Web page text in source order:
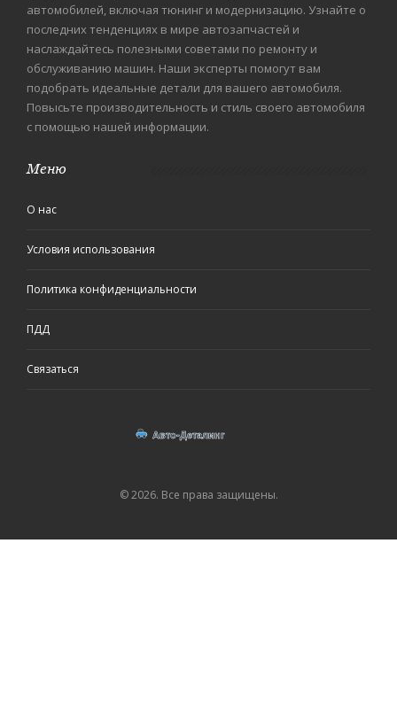
автомобилей, включая тюнинг и модернизацию. Узнайте о
последних тенденциях в мире автозапчастей и
наслаждайтесь полезными советами по ремонту и
обслуживанию машин. Наши эксперты помогут вам
подобрать идеальные детали для вашего автомобиля.
Повысьте производительность и стиль своего автомобиля
с помощью нашей информации.
Меню
О нас
Условия использования
Политика конфиденциальности
ПДД
Связаться
© 2026. Все права защищены.